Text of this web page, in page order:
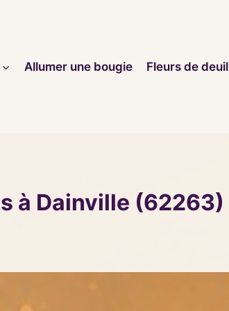
Allumer une bougie Fleurs de deuil
à Dainville (62263)